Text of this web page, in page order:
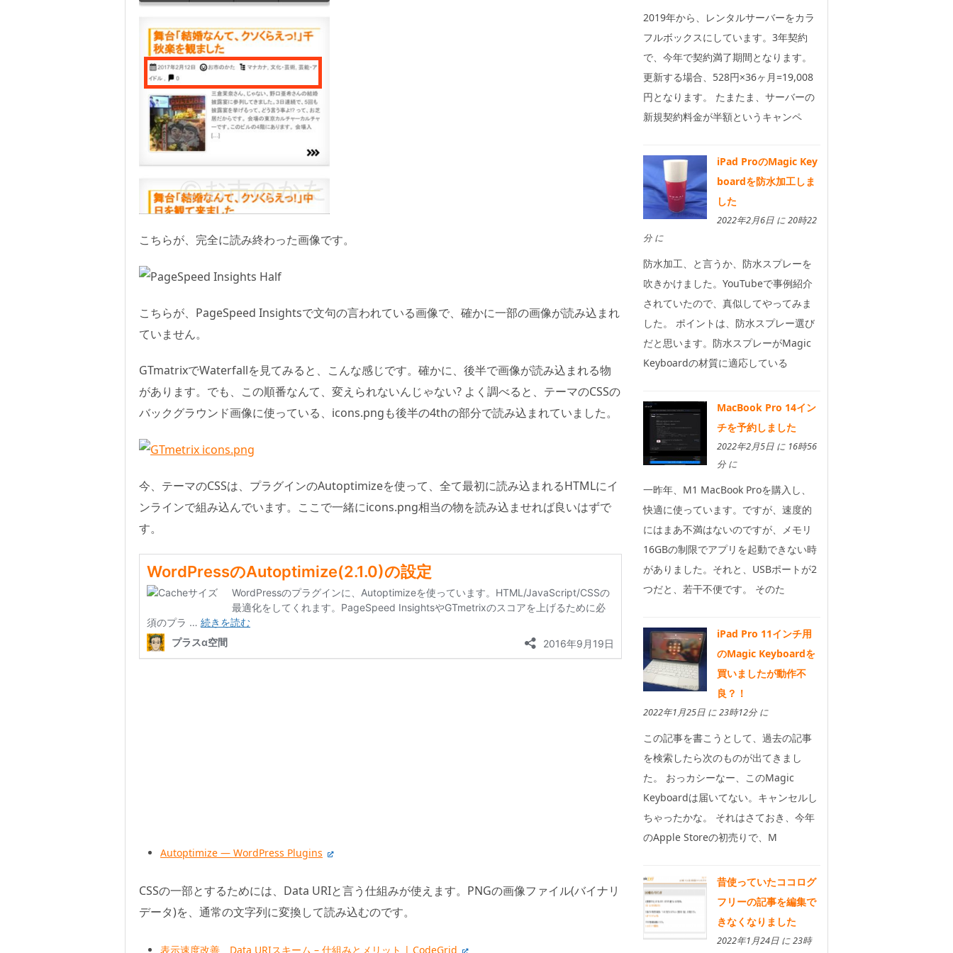
こちらが、完全に読み終わった画像です。
こちらが、PageSpeed Insightsで文句の言われている画像で、確かに一部の画像が読み込まれ
ていません。
GTmatrixでWaterfallを見てみると、こんな感じです。確かに、後半で画像が読み込まれる物
があります。でも、この順番なんて、変えられないんじゃない? よく調べると、テーマのCSSの
バックグラウンド画像に使っている、icons.pngも後半の4thの部分で読み込まれていました。
今、テーマのCSSは、プラグインのAutoptimizeを使って、全て最初に読み込まれるHTMLにイ
ンラインで組み込んでいます。ここで一緒にicons.png相当の物を読み込ませれば良いはずで
す。
Autoptimize — WordPress Plugins
CSSの一部とするためには、Data URIと言う仕組みが使えます。PNGの画像ファイル(バイナリ
データ)を、通常の文字列に変換して読み込むのです。
表示速度改善 Data URIスキーム – 仕組みとメリット | CodeGrid
2019年から、レンタルサーバーをカラ
フルボックスにしています。3年契約
で、今年で契約満了期間となります。
更新する場合、528円×36ヶ月=19,008
円となります。 たまたま、サーバーの
新規契約料金が半額というキャンペ
iPad ProのMagic Key
boardを防水加工しま
した
2022年2月6日 に 20時22
分 に
防水加工、と言うか、防水スプレーを
吹きかけました。YouTubeで事例紹介
されていたので、真似してやってみま
した。 ポイントは、防水スプレー選び
だと思います。防水スプレーがMagic
Keyboardの材質に適応している
MacBook Pro 14イン
チを予約しました
2022年2月5日 に 16時56
分 に
一昨年、M1 MacBook Proを購入し、
快適に使っています。ですが、速度的
にはまあ不満はないのですが、メモリ
16GBの制限でアプリを起動できない時
がありました。それと、USBポートが2
つだと、若干不便です。 そのた
iPad Pro 11インチ用
のMagic Keyboardを
買いましたが動作不
良？！
2022年1月25日 に 23時12分 に
この記事を書こうとして、過去の記事
を検索したら次のものが出てきまし
た。 おっカシーなー、このMagic
Keyboardは届いてない。キャンセルし
ちゃったかな。 それはさておき、今年
のApple Storeの初売りで、M
昔使っていたココログ
フリーの記事を編集で
きなくなりました
2022年1月24日 に 23時